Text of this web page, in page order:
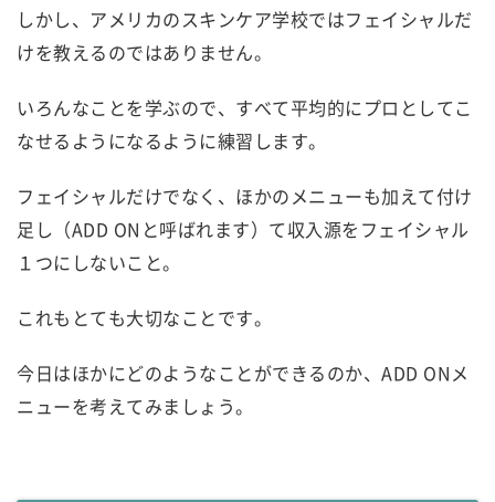
しかし、アメリカのスキンケア学校ではフェイシャルだ
けを教えるのではありません。
いろんなことを学ぶので、すべて平均的にプロとしてこ
なせるようになるように練習します。
フェイシャルだけでなく、ほかのメニューも加えて付け
足し（ADD ONと呼ばれます）て収入源をフェイシャル
１つにしないこと。
これもとても大切なことです。
今日はほかにどのようなことができるのか、ADD ONメ
ニューを考えてみましょう。